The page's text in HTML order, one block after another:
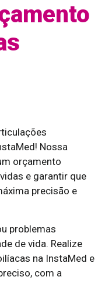
Nossa
orçamento
e garantir que
precisão e
problemas
de vida. Realize
na InstaMed e
com a